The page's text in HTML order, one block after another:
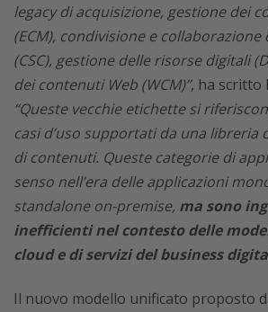
legacy di acquisizione, gestione dei
(ECM), condivisione e
(CSC), gestione delle risorse digitali
dei contenuti Web (WCM)”, ha scritto
“Queste vecchie etichette si
casi d’uso supportati da una libreria
di contenuti. Queste categorie di
senso nell’era delle applicazioni
standalone on-premise, ma sono
inefficienti nel contesto delle
cloud e di servizi del business
Il nuovo modello unificato proposto